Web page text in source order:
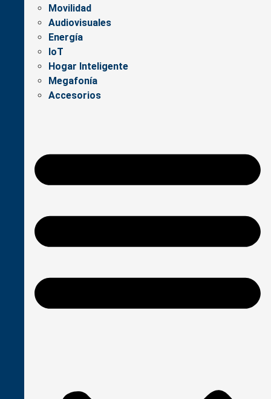
Movilidad
Audiovisuales
Energía
IoT
Hogar Inteligente
Megafonía
Accesorios